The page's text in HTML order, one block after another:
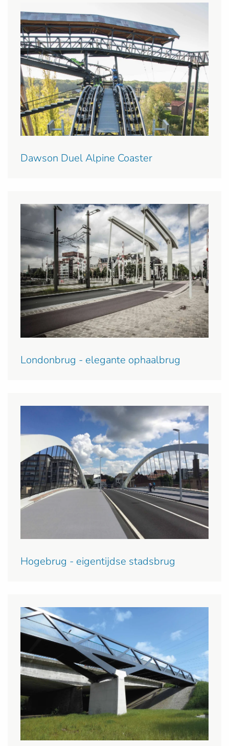
Dawson Duel Alpine Coaster
Londonbrug - elegante ophaalbrug
Hogebrug - eigentijdse stadsbrug